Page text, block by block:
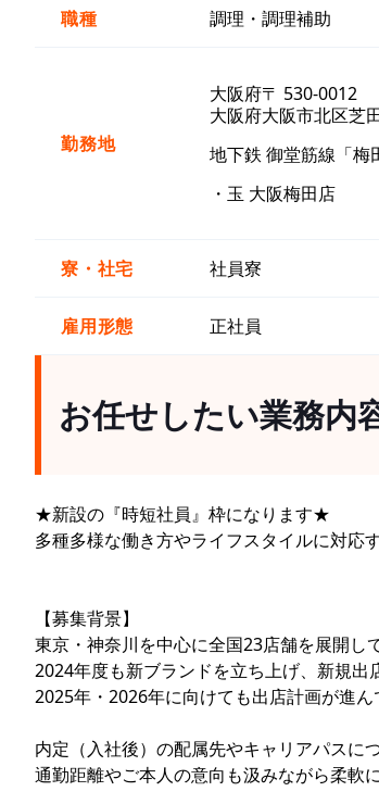
職種 調理・調理補助
勤務地
大阪府〒 530-0012
大阪府大阪市北区芝
地下鉄 御堂筋線「梅
・玉 大阪梅田店
寮・社宅 社員寮
雇用形態 正社員
お任せしたい業務内
★新設の『時短社員』枠になります★
多種多様な働き方やライフスタイルに対応
【募集背景】
東京・神奈川を中心に全国23店舗を展開し
2024年度も新ブランドを立ち上げ、新規出
2025年・2026年に向けても出店計画が進ん
内定（入社後）の配属先やキャリアパスに
通勤距離やご本人の意向も汲みながら柔軟